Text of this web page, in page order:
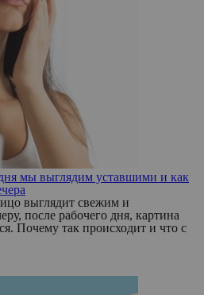
мы выглядим уставшими и как
выглядит свежим и
после рабочего дня, картина
Почему так происходит и что с